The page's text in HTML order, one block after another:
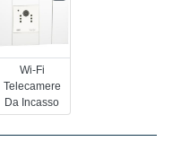
Wi-Fi
Telecamere
Da Incasso